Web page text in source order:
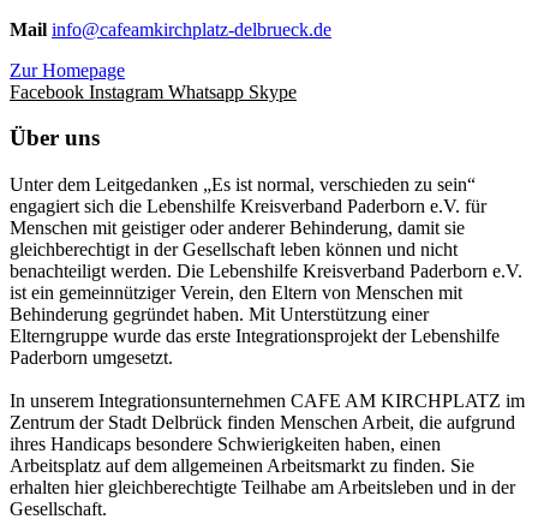
Mail info@cafeamkirchplatz-delbrueck.de
Zur Homepage
Facebook Instagram Whatsapp Skype
Über uns
Unter dem Leitgedanken „Es ist normal, verschieden zu sein“
engagiert sich die Lebenshilfe Kreisverband Paderborn e.V. für
Menschen mit geistiger oder anderer Behinderung, damit sie
gleichberechtigt in der Gesellschaft leben können und nicht
benachteiligt werden. Die Lebenshilfe Kreisverband Paderborn e.V.
ist ein gemeinnütziger Verein, den Eltern von Menschen mit
Behinderung gegründet haben. Mit Unterstützung einer
Elterngruppe wurde das erste Integrationsprojekt der Lebenshilfe
Paderborn umgesetzt.
In unserem Integrationsunternehmen CAFE AM KIRCHPLATZ im
Zentrum der Stadt Delbrück finden Menschen Arbeit, die aufgrund
ihres Handicaps besondere Schwierigkeiten haben, einen
Arbeitsplatz auf dem allgemeinen Arbeitsmarkt zu finden. Sie
erhalten hier gleichberechtigte Teilhabe am Arbeitsleben und in der
Gesellschaft.